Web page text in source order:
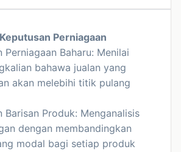
Perniagaan
Perniagaan Baharu: Menilai
bahawa jualan yang
akan melebihi titik pulang
Barisan Produk: Menganalisis
dengan membandingkan
modal bagi setiap produk